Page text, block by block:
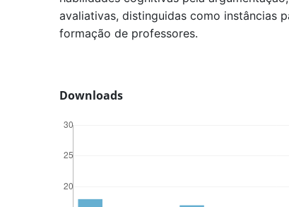
avaliativas, distinguidas como instâncias
formação de professores.
Downloads